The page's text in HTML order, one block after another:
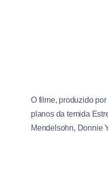
O filme, produzido
planos da temida
Mendelsohn, Donnie